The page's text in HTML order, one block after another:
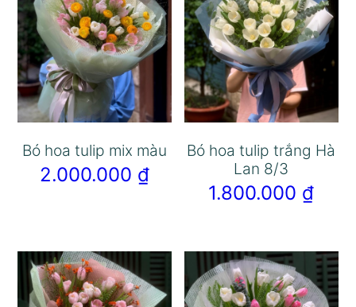
Bó hoa tulip mix màu
2.000.000 ₫
Bó hoa tulip trắng Hà
Lan 8/3
1.800.000 ₫